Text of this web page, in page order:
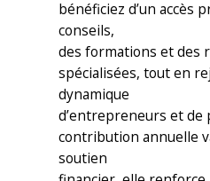
bénéficiez d’un accès
conseils,
des formations et des
spécialisées, tout en
dynamique
d’entrepreneurs et de
contribution annuelle
soutien